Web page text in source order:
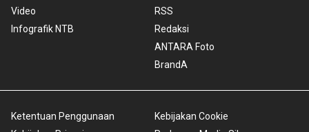
Video
Infografik NTB
RSS
Redaksi
ANTARA Foto
BrandA
Ketentuan Penggunaan
Kebijakan Cookie